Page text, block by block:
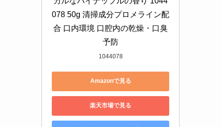
078 50g 清掃成分プロメライン配
合 口内環境 口腔内の乾燥・口臭
予防
1044078
Amazonで見る
楽天市場で見る